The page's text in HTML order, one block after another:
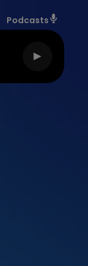
Podcasts